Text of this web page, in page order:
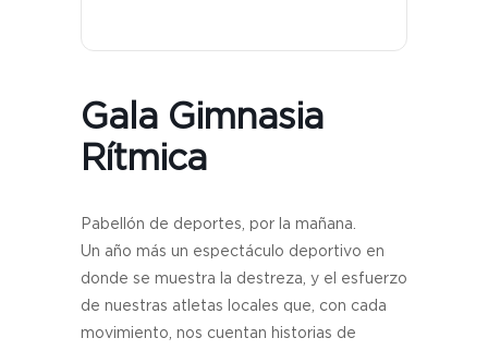
Gala Gimnasia
Rítmica
Pabellón de deportes, por la mañana.
Un año más un espectáculo deportivo en
donde se muestra la destreza, y el esfuerzo
de nuestras atletas locales que, con cada
movimiento, nos cuentan historias de